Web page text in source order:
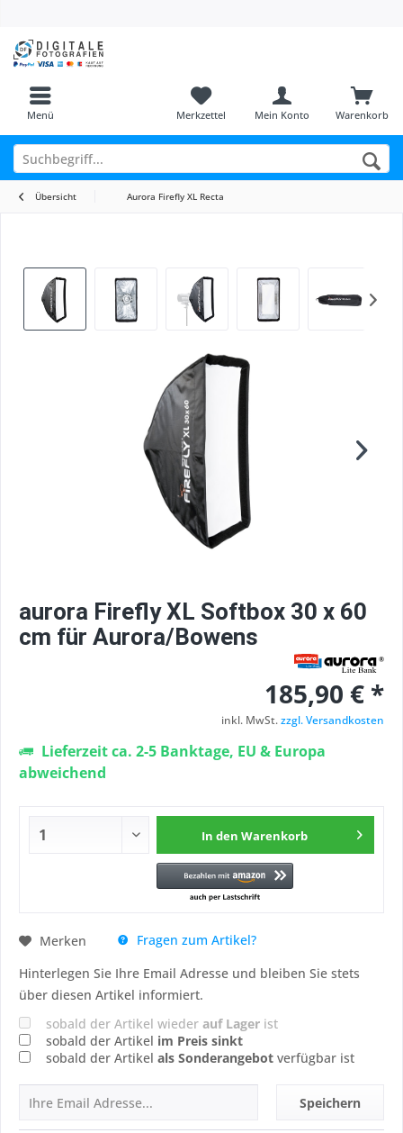
Menü Warenkorb
Merkzettel Mein Konto
Übersicht Aurora Firefly XL Recta
aurora Firefly XL Softbox 30 x 60
cm für Aurora/Bowens
185,90 € *
inkl. MwSt.zzgl. Versandkosten
Lieferzeit ca. 2-5 Banktage, EU & Europa
abweichend
In den Warenkorb
Merken
Fragen zum Artikel?
Hinterlegen Sie Ihre Email Adresse und bleiben Sie stets
über diesen Artikel informiert.
sobald der Artikel wieder auf Lager ist
sobald der Artikel im Preis sinkt
sobald der Artikel als Sonderangebot verfügbar ist
Speichern